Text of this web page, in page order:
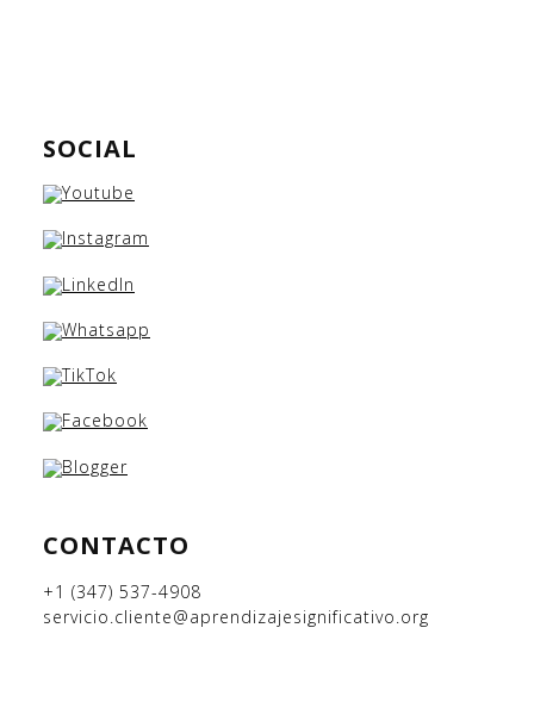
SOCIAL
CONTACTO
+1 (347) 537-4908
servicio.cliente@aprendizajesignificativo.org